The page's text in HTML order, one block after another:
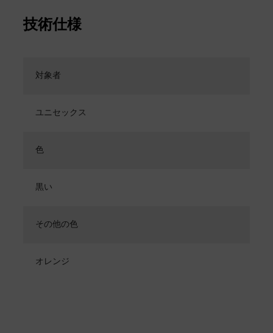
技術仕様
対象者
ユニセックス
色
黒い
その他の色
オレンジ